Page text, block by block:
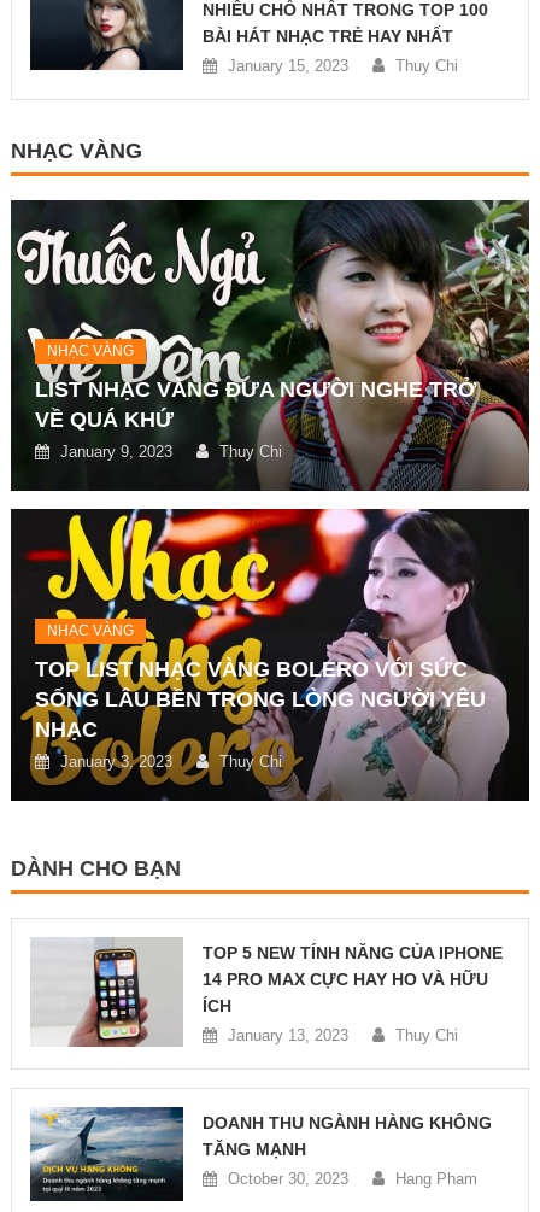
NHIỀU CHỖ NHẤT TRONG TOP 100
BÀI HÁT NHẠC TRẺ HAY NHẤT
January 15, 2023 Thuy Chi
NHẠC VÀNG
NHẠC VÀNG
LIST NHẠC VÀNG ĐƯA NGƯỜI NGHE TRỞ
VỀ QUÁ KHỨ
January 9, 2023 Thuy Chi
NHẠC VÀNG
TOP LIST NHẠC VÀNG BOLERO VỚI SỨC
SỐNG LÂU BỀN TRONG LÒNG NGƯỜI YÊU
NHẠC
January 3, 2023 Thuy Chi
DÀNH CHO BẠN
TOP 5 NEW TÍNH NĂNG CỦA IPHONE
14 PRO MAX CỰC HAY HO VÀ HỮU
ÍCH
January 13, 2023 Thuy Chi
DOANH THU NGÀNH HÀNG KHÔNG
TĂNG MẠNH
October 30, 2023 Hang Pham